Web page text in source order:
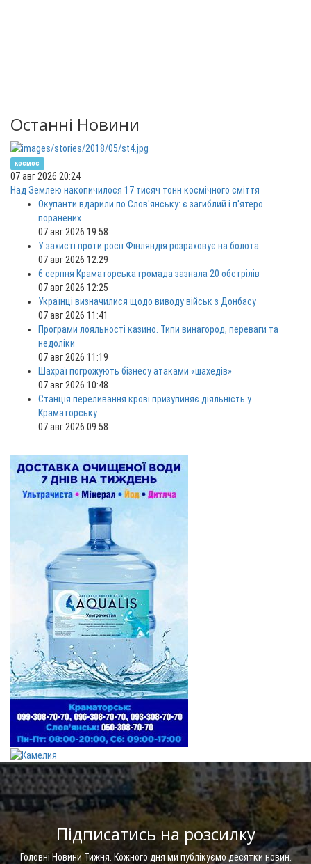
Останні Новини
космос
07 авг 2026 20:24
Над Землею накопичилося 17 тисяч тонн космічного сміття
Окупанти вдарили по Слов'янську: є загиблий і п'ятеро
поранених
07 авг 2026 19:58
У захисті проти росії Фінляндія розраховує на болота
07 авг 2026 12:29
6 серпня Краматорська громада зазнала 20 обстрілів
07 авг 2026 12:25
Українці визначилися щодо виводу військ з Донбасу
07 авг 2026 11:41
Програми лояльності казино. Типи винагород, переваги та
недоліки
07 авг 2026 11:19
Шахраї погрожують бізнесу атаками «шахедів»
07 авг 2026 10:48
Станція переливання крові призупиняє діяльність у
Краматорську
07 авг 2026 09:58
Підписатись на розсилку
Головні Новини Тижня. Кожного дня ми публікуємо десятки новин.